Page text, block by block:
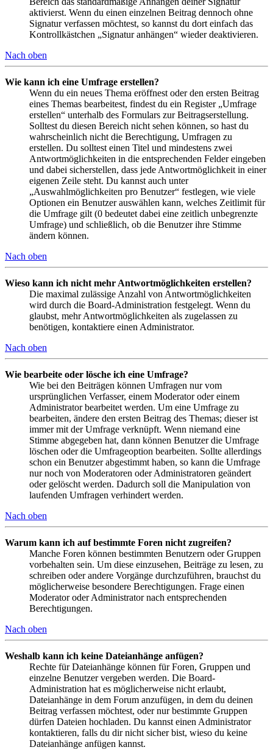
aktivierst. Wenn du einen einzelnen Beitrag dennoch ohne
Signatur verfassen möchtest, so kannst du dort einfach das
Kontrollkästchen „Signatur anhängen“ wieder deaktivieren.
Nach oben
Wie kann ich eine Umfrage erstellen?
Wenn du ein neues Thema eröffnest oder den ersten Beitrag
eines Themas bearbeitest, findest du ein Register „Umfrage
erstellen“ unterhalb des Formulars zur Beitragserstellung.
Solltest du diesen Bereich nicht sehen können, so hast du
wahrscheinlich nicht die Berechtigung, Umfragen zu
erstellen. Du solltest einen Titel und mindestens zwei
Antwortmöglichkeiten in die entsprechenden Felder eingeben
und dabei sicherstellen, dass jede Antwortmöglichkeit in einer
eigenen Zeile steht. Du kannst auch unter
„Auswahlmöglichkeiten pro Benutzer“ festlegen, wie viele
Optionen ein Benutzer auswählen kann, welches Zeitlimit für
die Umfrage gilt (0 bedeutet dabei eine zeitlich unbegrenzte
Umfrage) und schließlich, ob die Benutzer ihre Stimme
ändern können.
Nach oben
Wieso kann ich nicht mehr Antwortmöglichkeiten erstellen?
Die maximal zulässige Anzahl von Antwortmöglichkeiten
wird durch die Board-Administration festgelegt. Wenn du
glaubst, mehr Antwortmöglichkeiten als zugelassen zu
benötigen, kontaktiere einen Administrator.
Nach oben
Wie bearbeite oder lösche ich eine Umfrage?
Wie bei den Beiträgen können Umfragen nur vom
ursprünglichen Verfasser, einem Moderator oder einem
Administrator bearbeitet werden. Um eine Umfrage zu
bearbeiten, ändere den ersten Beitrag des Themas; dieser ist
immer mit der Umfrage verknüpft. Wenn niemand eine
Stimme abgegeben hat, dann können Benutzer die Umfrage
löschen oder die Umfrageoption bearbeiten. Sollte allerdings
schon ein Benutzer abgestimmt haben, so kann die Umfrage
nur noch von Moderatoren oder Administratoren geändert
oder gelöscht werden. Dadurch soll die Manipulation von
laufenden Umfragen verhindert werden.
Nach oben
Warum kann ich auf bestimmte Foren nicht zugreifen?
Manche Foren können bestimmten Benutzern oder Gruppen
vorbehalten sein. Um diese einzusehen, Beiträge zu lesen, zu
schreiben oder andere Vorgänge durchzuführen, brauchst du
möglicherweise besondere Berechtigungen. Frage einen
Moderator oder Administrator nach entsprechenden
Berechtigungen.
Nach oben
Weshalb kann ich keine Dateianhänge anfügen?
Rechte für Dateianhänge können für Foren, Gruppen und
einzelne Benutzer vergeben werden. Die Board-
Administration hat es möglicherweise nicht erlaubt,
Dateianhänge in dem Forum anzufügen, in dem du deinen
Beitrag verfassen möchtest, oder nur bestimmte Gruppen
dürfen Dateien hochladen. Du kannst einen Administrator
kontaktieren, falls du dir nicht sicher bist, wieso du keine
Dateianhänge anfügen kannst.